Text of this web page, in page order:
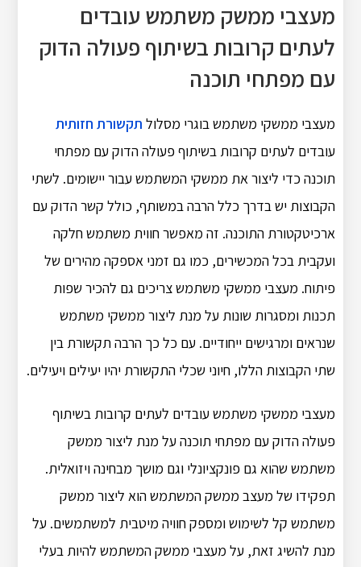
מעצבי ממשק משתמש עובדים
לעתים קרובות בשיתוף פעולה הדוק
עם מפתחי תוכנה
מעצבי ממשקי משתמש בוגרי מסלול תקשורת חזותית
עובדים לעתים קרובות בשיתוף פעולה הדוק עם מפתחי
תוכנה כדי ליצור את ממשקי המשתמש עבור יישומים. לשתי
הקבוצות יש בדרך כלל הרבה במשותף, כולל קשר הדוק עם
ארכיטקטורת התוכנה. זה מאפשר חווית משתמש חלקה
ועקבית בכל המכשירים, כמו גם זמני אספקה מהירים של
פיתוח. מעצבי ממשקי משתמש צריכים גם להכיר שפות
תכנות ומסגרות שונות על מנת ליצור ממשקי משתמש
שנראים ומרגישים ייחודיים. עם כל כך הרבה תקשורת בין
שתי הקבוצות הללו, חיוני שכלי התקשורת יהיו יעילים ויעילים.
מעצבי ממשקי משתמש עובדים לעתים קרובות בשיתוף
פעולה הדוק עם מפתחי תוכנה על מנת ליצור ממשק
משתמש שהוא גם פונקציונלי וגם מושך מבחינה ויזואלית.
תפקידו של מעצב ממשק המשתמש הוא ליצור ממשק
משתמש קל לשימוש ומספק חוויה מיטבית למשתמשים. על
מנת להשיג זאת, על מעצבי ממשק המשתמש להיות בעלי